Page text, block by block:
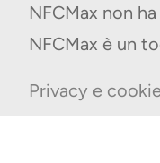
NFCMax non
NFCMax è un
Privacy e